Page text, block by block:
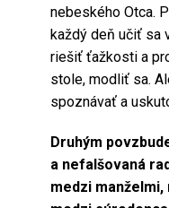
nebeského Otca.
každý deň učiť sa
riešiť ťažkosti a
stole, modliť sa.
spoznávať a
Druhým
a nefalšovaná
medzi